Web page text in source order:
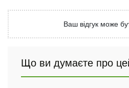
Ваш відгук може
Що ви думаєте про